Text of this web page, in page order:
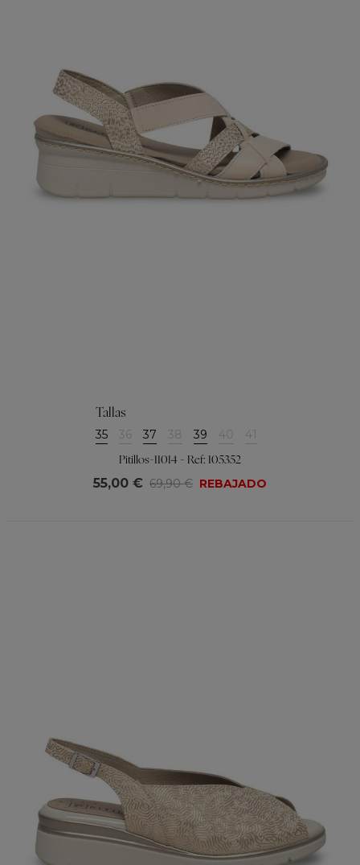
Tallas
35 36 37 38 39 40 41
Pitillos-11014 - Ref: 105352
55,00 € 69,90 € REBAJADO